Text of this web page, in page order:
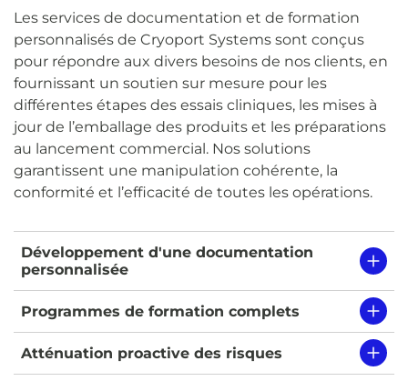
Les services de documentation et de formation
personnalisés de Cryoport Systems sont conçus
pour répondre aux divers besoins de nos clients, en
fournissant un soutien sur mesure pour les
différentes étapes des essais cliniques, les mises à
jour de l’emballage des produits et les préparations
au lancement commercial. Nos solutions
garantissent une manipulation cohérente, la
conformité et l’efficacité de toutes les opérations.
Développement d'une documentation
personnalisée
Programmes de formation complets
Atténuation proactive des risques